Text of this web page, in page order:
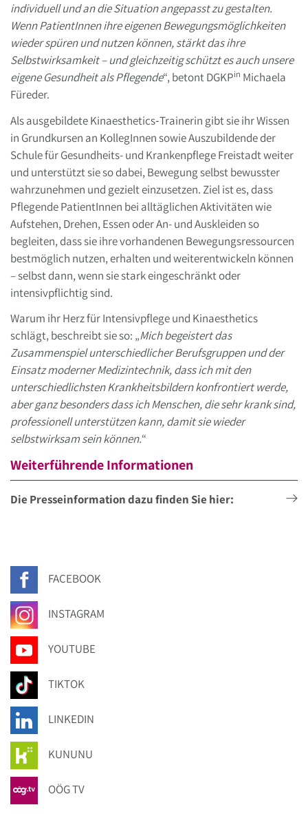
individuell und an die Situation angepasst zu gestalten.
Wenn PatientInnen ihre eigenen Bewegungsmöglichkeiten
wieder spüren und nutzen können, stärkt das ihre
Selbstwirksamkeit – und gleichzeitig schützt es auch unsere
eigene Gesundheit als Pflegende“, betont DGKPin Michaela
Füreder.
Als ausgebildete Kinaesthetics‑Trainerin gibt sie ihr Wissen
in Grundkursen an KollegInnen sowie Auszubildende der
Schule für Gesundheits- und Krankenpflege Freistadt weiter
und unterstützt sie so dabei, Bewegung selbst bewusster
wahrzunehmen und gezielt einzusetzen. Ziel ist es, dass
Pflegende PatientInnen bei alltäglichen Aktivitäten wie
Aufstehen, Drehen, Essen oder An- und Auskleiden so
begleiten, dass sie ihre vorhandenen Bewegungsressourcen
bestmöglich nutzen, erhalten und weiterentwickeln können
– selbst dann, wenn sie stark eingeschränkt oder
intensivpflichtig sind.
Warum ihr Herz für Intensivpflege und Kinaesthetics
schlägt, beschreibt sie so: „Mich begeistert das
Zusammenspiel unterschiedlicher Berufsgruppen und der
Einsatz moderner Medizintechnik, dass ich mit den
unterschiedlichsten Krankheitsbildern konfrontiert werde,
aber ganz besonders dass ich Menschen, die sehr krank sind,
professionell unterstützen kann, damit sie wieder
selbstwirksam sein können.“
Weiterführende Informationen
Die Presseinformation dazu finden Sie hier:
FACEBOOK
INSTAGRAM
YOUTUBE
TIKTOK
LINKEDIN
KUNUNU
OÖG TV